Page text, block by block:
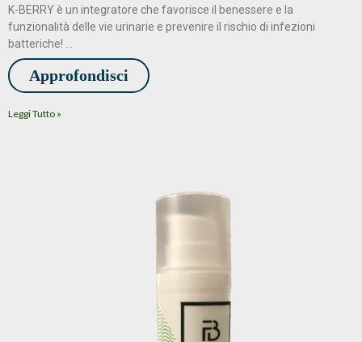
K-BERRY è un integratore che favorisce il benessere e la
funzionalità delle vie urinarie e prevenire il rischio di infezioni
batteriche! …
Approfondisci
Leggi Tutto »